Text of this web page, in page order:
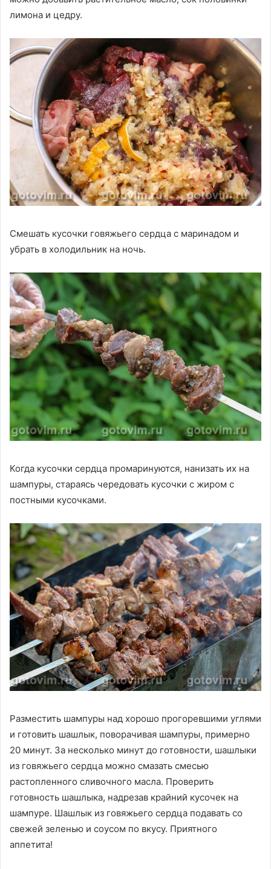
лимона и цедру.
Смешать кусочки говяжьего сердца с маринадом и
убрать в холодильник на ночь.
Когда кусочки сердца промаринуются, нанизать их на
шампуры, стараясь чередовать кусочки с жиром с
постными кусочками.
Разместить шампуры над хорошо прогоревшими углями
и готовить шашлык, поворачивая шампуры, примерно
20 минут. За несколько минут до готовности, шашлыки
из говяжьего сердца можно смазать смесью
растопленного сливочного масла. Проверить
готовность шашлыка, надрезав крайний кусочек на
шампуре. Шашлык из говяжьего сердца подавать со
свежей зеленью и соусом по вкусу. Приятного
аппетита!